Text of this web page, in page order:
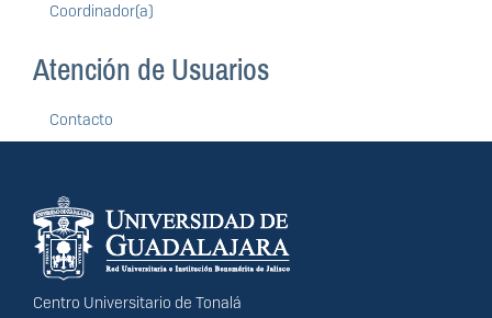
Coordinador(a)
Atención de Usuarios
Contacto
Información del
portal
Centro Universitario de Tonalá